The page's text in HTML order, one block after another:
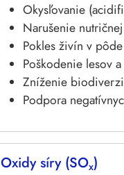
Okysľovanie
Narušenie
Pokles živín v pôde
Poškodenie lesov
Zníženie
Podpora
Oxidy síry (SOx)